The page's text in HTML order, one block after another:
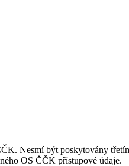
Nesmí být poskytovány
OS ČČK přístupové údaje.